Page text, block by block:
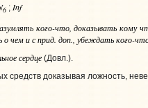
6;Inf
кого-что, доказыватькому
о чем и с прид. доп. , убеждатького-
сердце (Довл.).
средств доказывая ложность,